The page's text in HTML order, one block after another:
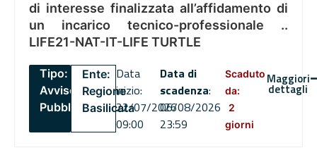
di interesse finalizzata all’affidamento di
un incarico tecnico-professionale ..
LIFE21-NAT-IT-LIFE TURTLE
Tipo:
Avviso
Pubblico
Ente:
Regione
Basilicata
Data
inizio:
22/07/2026
09:00
Data di
scadenza:
06/08/2026
23:59
Scaduto
da:
2
giorni
Maggiori
dettagli